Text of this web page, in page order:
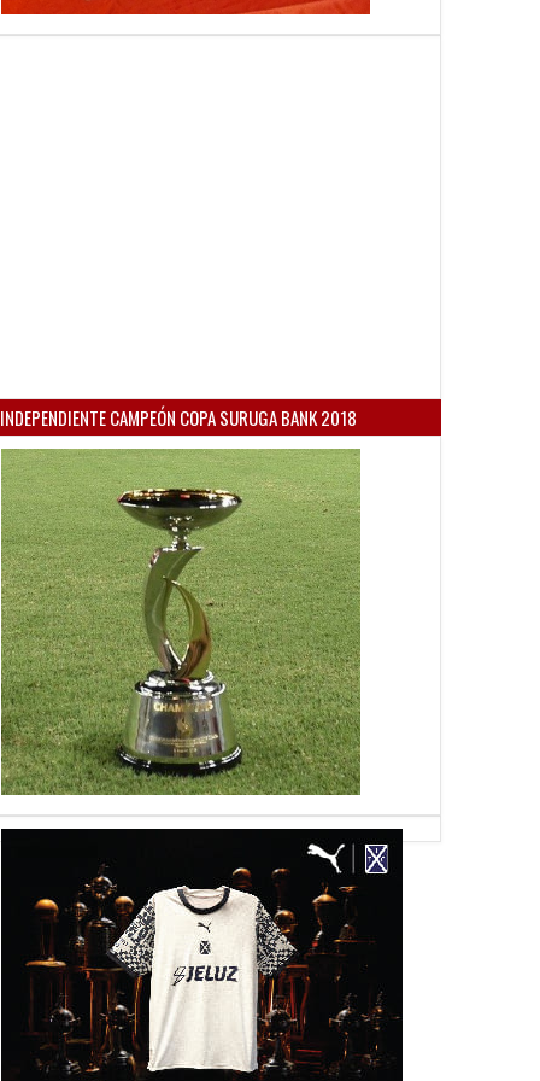
Aug
INDEPENDIENTE CAMPEÓN COPA SURUGA BANK 2018